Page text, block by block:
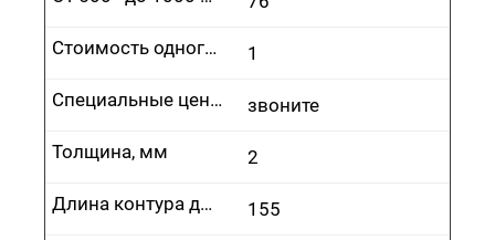
1
Стоимость одного врезания, руб.
звоните
Специальные цены
2
Толщина, мм
155
Длина контура до 100 м, руб.